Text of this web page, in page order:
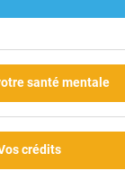
santé mentale
crédits